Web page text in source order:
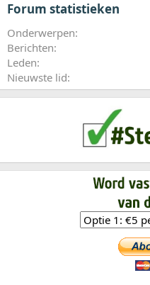
g
n
:
Forum statistieken
Onderwerpen
Berichten
Leden
Nieuwste lid